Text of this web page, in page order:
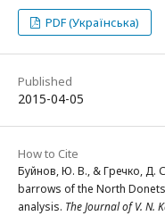
PDF (Українська)
Published
2015-04-05
How to Cite
Буйнов, Ю. В., & Гречко, Д.
barrows of the North
analysis. The Journal of V. N.